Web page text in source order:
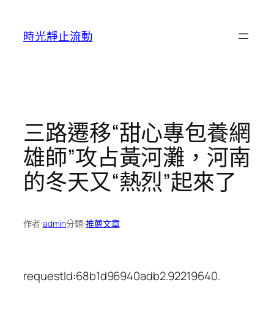
時光靜止流動
三路遷移“甜心專包養網
雄師”攻占黃河灘，河南
的冬天又“熱烈”起來了
作者:admin分類:推薦文章
requestId:68b1d96940adb2.92219640.